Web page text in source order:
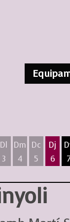
Dl
3
Dm
4
Dc
5
Dj
6